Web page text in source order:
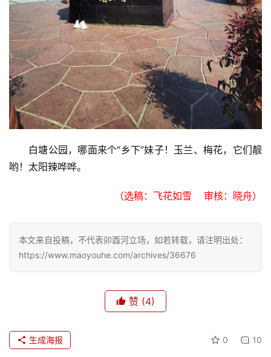
文
化
生
活
情
感
旅
儿
娱
乐
注册
白塘公园，哪面来个“乡下”妹子！玉兰、梅花，它们靓
哟！太阳辣哗哗。
（选稿：飞花如雪    审核：晓舟）
本文来自投稿，不代表卯酉河立场，如若转载，请注明出处：
https://www.maoyouhe.com/archives/36676
赞 (4)
0 10
生成海报